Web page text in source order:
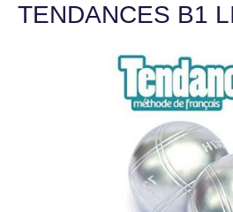
TENDANCES B1